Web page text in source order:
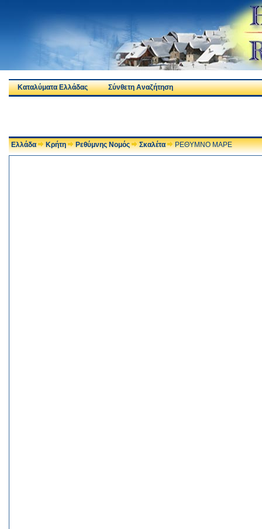
Καταλύματα Ελλάδας Σύνθετη Αναζήτηση
Ελλάδα Κρήτη Ρεθύμνης Νομός Σκαλέτα ΡΕΘΥΜΝΟ ΜΑΡΕ